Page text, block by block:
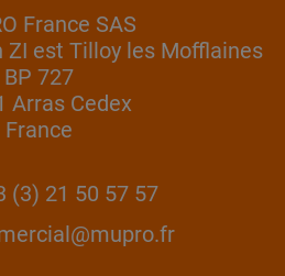
France SAS
ZI est Tilloy les Mofflaines
BP 727
Arras Cedex
France
(3) 21 50 57 57